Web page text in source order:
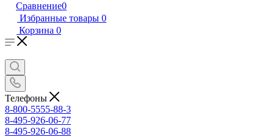
Сравнение0
Избранные товары 0
Корзина 0
Телефоны
8-800-5555-88-3
8-495-926-06-77
8-495-926-06-88